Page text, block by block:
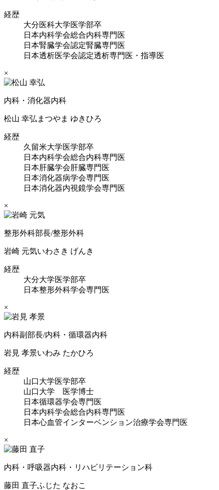
経歴
大分医科大学医学部卒
日本内科学会総合内科専門医
日本腎臓学会認定腎臓専門医
日本透析医学会認定透析専門医・指導医
×
内科・消化器内科
松山 幸弘 まつやま ゆきひろ
経歴
久留米大学医学部卒
日本内科学会総合内科専門医
日本肝臓学会肝臓専門医
日本消化器病学会専門医
日本消化器内視鏡学会専門医
×
整形外科部長/整形外科
岩崎 元気いわさき げんき
経歴
大分大学医学部卒
日本整形外科学会専門医
×
内科副部長/内科・循環器内科
岩見 孝景いわみ たかひろ
経歴
山口大学医学部卒
山口大学 医学博士
日本循環器学会専門医
日本内科学会総合内科専門医
日本心血管インターベンション治療学会専門医
×
内科・呼吸器内科・リハビリテーション科
藤田 直子ふじた なおこ